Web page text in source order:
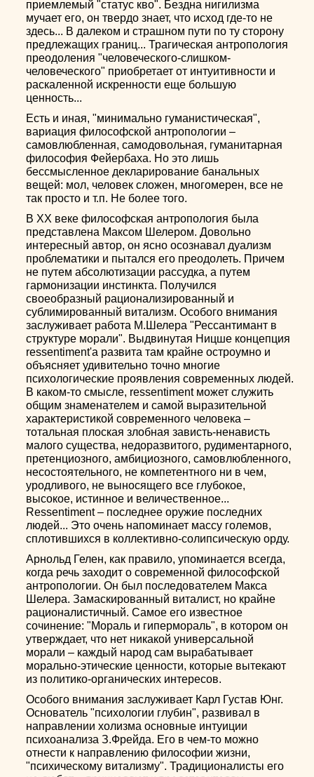
приемлемый "статус кво". Бездна нигилизма
мучает его, он твердо знает, что исход где-то не
здесь... В далеком и страшном пути по ту сторону
предлежащих границ... Трагическая антропология
преодоления "человеческого-слишком-
человеческого" приобретает от интуитивности и
раскаленной искренности еще большую
ценность...
Есть и иная, "минимально гуманистическая",
вариация философской антропологии –
самовлюбленная, самодовольная, гуманитарная
философия Фейербаха. Но это лишь
бессмысленное декларирование банальных
вещей: мол, человек сложен, многомерен, все не
так просто и т.п. Не более того.
В XX веке философская антропология была
представлена Максом Шелером. Довольно
интересный автор, он ясно осознавал дуализм
проблематики и пытался его преодолеть. Причем
не путем абсолютизации рассудка, а путем
гармонизации инстинкта. Получился
своеобразный рационализированный и
сублимированный витализм. Особого внимания
заслуживает работа М.Шелера "Рессантимант в
структуре морали". Выдвинутая Ницше концепция
ressentiment'а развита там крайне остроумно и
объясняет удивительно точно многие
психологические проявления современных людей.
В каком-то смысле, ressentiment может служить
общим знаменателем и самой выразительной
характеристикой современного человека –
тотальная плоская злобная зависть-ненависть
малого существа, недоразвитого, рудиментарного,
претенциозного, амбициозного, самовлюбленного,
несостоятельного, не компетентного ни в чем,
уродливого, не выносящего все глубокое,
высокое, истинное и величественное...
Ressentiment – последнее оружие последних
людей... Это очень напоминает массу големов,
сплотившихся в коллективно-солипсическую орду.
Арнольд Гелен, как правило, упоминается всегда,
когда речь заходит о современной философской
антропологии. Он был последователем Макса
Шелера. Замаскированный виталист, но крайне
рационалистичный. Самое его известное
сочинение: "Мораль и гипермораль", в котором он
утверждает, что нет никакой универсальной
морали – каждый народ сам вырабатывает
морально-этические ценности, которые вытекают
из политико-органических интересов.
Особого внимания заслуживает Карл Густав Юнг.
Основатель "психологии глубин", развивал в
направлении холизма основные интуиции
психоанализа З.Фрейда. Его в чем-то можно
отнести к направлению философии жизни,
"психическому витализму". Традиционалисты его